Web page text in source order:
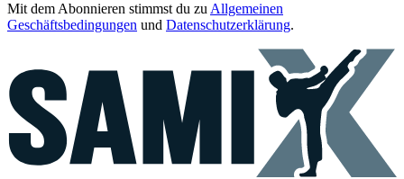
Mit dem Abonnieren stimmst du zu Allgemeinen
Geschäftsbedingungen und Datenschutzerklärung.